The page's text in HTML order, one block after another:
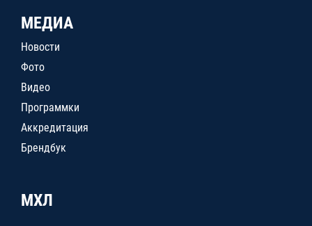
МЕДИА
Новости
Фото
Видео
Программки
Аккредитация
Брендбук
МХЛ